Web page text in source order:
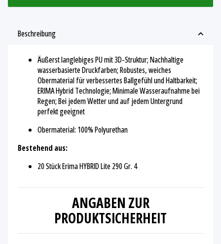
Beschreibung
Äußerst langlebiges PU mit 3D-Struktur; Nachhaltige
wasserbasierte Druckfarben; Robustes, weiches
Obermaterial für verbessertes Ballgefühl und Haltbarkeit;
ERIMA Hybrid Technologie; Minimale Wasseraufnahme bei
Regen; Bei jedem Wetter und auf jedem Untergrund
perfekt geeignet
Obermaterial: 100% Polyurethan
Bestehend aus:
20 Stück Erima HYBRID Lite 290 Gr. 4
ANGABEN ZUR
PRODUKTSICHERHEIT